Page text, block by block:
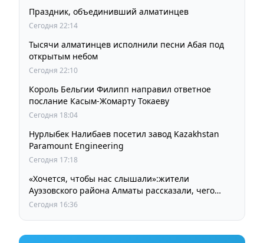
Праздник, объединивший алматинцев
Сегодня 22:14
Тысячи алматинцев исполнили песни Абая под
открытым небом
Сегодня 22:10
Король Бельгии Филипп направил ответное
послание Касым-Жомарту Токаеву
Сегодня 18:04
Нурлыбек Налибаев посетил завод Kazakhstan
Paramount Engineering
Сегодня 17:18
«Хочется, чтобы нас слышали»:жители
Ауэзовского района Алматы рассказали, чего
ждут от выборов депутатов Курултая
Сегодня 16:36